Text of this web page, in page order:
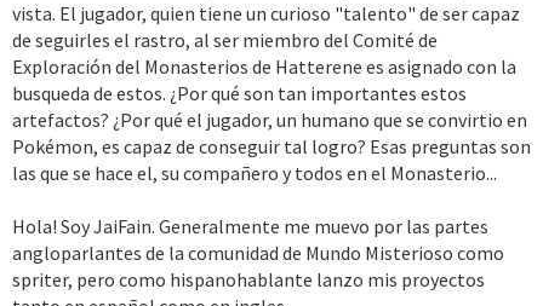
c
i
o
vista. El jugador, quien tiene un curioso "talento" de ser capaz
de seguirles el rastro, al ser miembro del Comité de
Exploración del Monasterios de Hatterene es asignado con la
busqueda de estos. ¿Por qué son tan importantes estos
artefactos? ¿Por qué el jugador, un humano que se convirtio en
Pokémon, es capaz de conseguir tal logro? Esas preguntas son
las que se hace el, su compañero y todos en el Monasterio...
Hola! Soy JaiFain. Generalmente me muevo por las partes
angloparlantes de la comunidad de Mundo Misterioso como
spriter, pero como hispanohablante lanzo mis proyectos